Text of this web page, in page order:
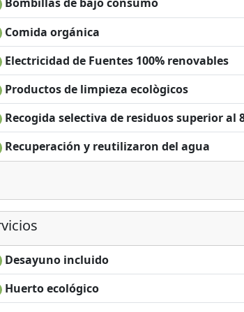
Comida orgánica
Electricidad de Fuentes 100% renovables
Productos de limpieza ecològicos
Recogida selectiva de residuos superior al
Recuperación y reutilizaron del agua
Desayuno incluido
Huerto ecológico